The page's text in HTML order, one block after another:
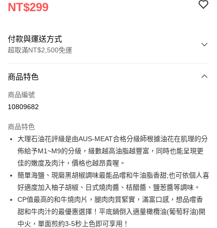
NT$299
付款與運送方式
超取滿NT$2,500免運
信用卡一次付款
LINE Pay
街口支付
悠遊付
Google Pay
大哥付你分期
相關說明
【大哥付你分期使用說明】
1.本服務由台灣大哥大提供，台灣大哥大用戶可立即使用無須另外申請。
AFTEE先享後付
商品特色
商品編號
10809682
商品特色
大理石油花評級是由AUS-MEAT合格分級師根據油花在肌理的分
佈給予M1~M9的分級，級數越高油脂越豐富，同時也能呈現更
佳的嫩度及肉汁，價格也越昂貴喔。
簡單海鹽、現磨黑胡椒調味最能品嚐和牛油脂香甜;也可依個人喜
好適度加入柚子胡椒、日式燒肉醬、桔醋醬、鹽葱醬等調味。
CP值最高的和牛燒肉片，腿肉肉質緊實，滿富口感，想品嚐香
甜和牛肉汁的最優惠選擇！平底鍋倒入適量橄欖油(葡萄籽油)開
中火，單面煎約3-5秒上色即可享用！